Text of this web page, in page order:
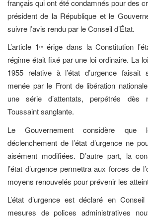
français qui ont été condamnés pour des
président de la République et le
suivre l’avis rendu par le Conseil d’État.
L’article 1erérige dans la Constitution
régime était fixé par une loi ordinaire. La
1955 relative à l’état d’urgence faisait
menée par le Front de libération
une série d’attentats, perpétrés dès
Toussaint sanglante.
Le Gouvernement considère que
déclenchement de l’état d’urgence ne
aisément modifiées. D’autre part, la
l’état d’urgence permettra aux forces de
moyens renouvelés pour prévenir les
L’état d’urgence est déclaré en
mesures de polices administratives